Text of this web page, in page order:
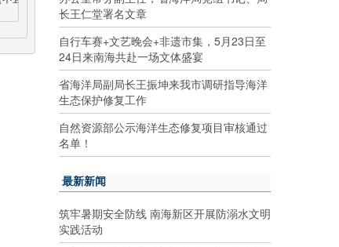
长王仁堂署名文章
自行车赛+文艺晚会+非遗市集，5月23日至
24日来南海共赴一场文体盛宴
省海洋局副局长王振坤来我市调研指导海洋
生态保护修复工作
自然资源部公示海洋生态修复项目审核通过
名单！
最新新闻
筑牢暑期安全防线 南海新区开展防溺水文明
实践活动